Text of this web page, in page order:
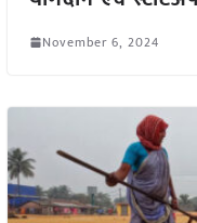
November 6, 2024